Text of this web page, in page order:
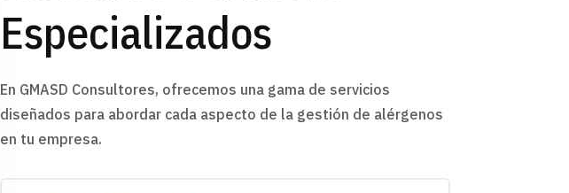
Especializados
En GMASD Consultores, ofrecemos una gama de servicios
diseñados para abordar cada aspecto de la gestión de alérgenos
en tu empresa.